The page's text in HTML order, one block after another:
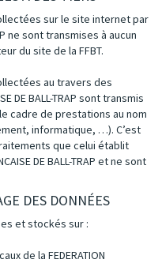
sur le site internet par
ne sont transmises à aucun
du site de la FFBT.
au travers des
DE BALL-TRAP sont transmis
cadre de prestations au nom
informatique, …). C’est
que celui établit
DE BALL-TRAP et ne sont
DES DONNÉES
et stockés sur :
de la FEDERATION